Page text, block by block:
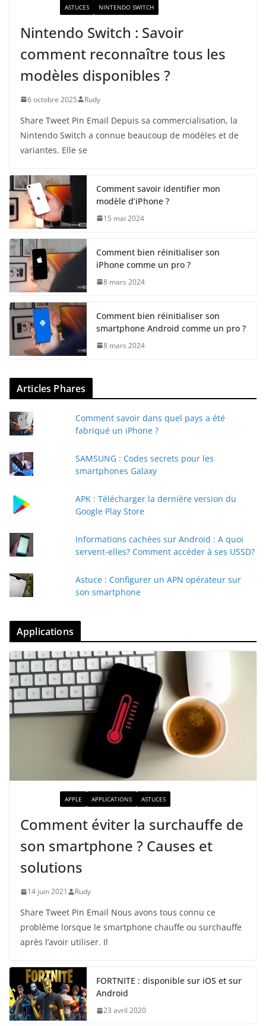
ASTUCES NINTENDO SWITCH
Nintendo Switch : Savoir
comment reconnaître tous les
modèles disponibles ?
6 octobre 2025 Rudy
Share Tweet Pin Email Depuis sa commercialisation, la
Nintendo Switch a connue beaucoup de modèles et de
variantes. Elle se
Comment savoir identifier mon
modèle d’iPhone ?
15 mai 2024
Comment bien réinitialiser son
iPhone comme un pro ?
8 mars 2024
Comment bien réinitialiser son
smartphone Android comme un pro ?
8 mars 2024
Articles Phares
Comment savoir dans quel pays a été
fabriqué un iPhone ?
SAMSUNG : Codes secrets pour les
smartphones Galaxy
APK : Télécharger la dernière version du
Google Play Store
Informations cachées sur Android : A quoi
servent-elles? Comment accéder à ses USSD?
Astuce : Configurer un APN opérateur sur
son smartphone
Applications
APPLE APPLICATIONS ASTUCES
Comment éviter la surchauffe de
son smartphone ? Causes et
solutions
14 juin 2021 Rudy
Share Tweet Pin Email Nous avons tous connu ce
problème lorsque le smartphone chauffe ou surchauffe
après l’avoir utiliser. Il
FORTNITE : disponible sur iOS et sur
Android
23 avril 2020